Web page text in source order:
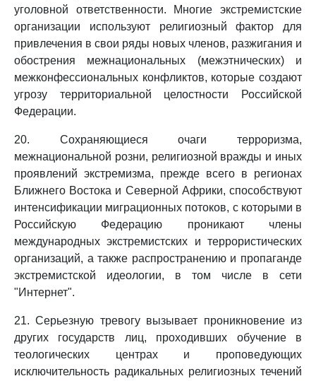
уголовной ответственности. Многие экстремистские
организации используют религиозный фактор для
привлечения в свои ряды новых членов, разжигания и
обострения межнациональных (межэтнических) и
межконфессиональных конфликтов, которые создают
угрозу территориальной целостности Российской
Федерации.
20. Сохраняющиеся очаги терроризма,
межнациональной розни, религиозной вражды и иных
проявлений экстремизма, прежде всего в регионах
Ближнего Востока и Северной Африки, способствуют
интенсификации миграционных потоков, с которыми в
Российскую Федерацию проникают члены
международных экстремистских и террористических
организаций, а также распространению и пропаганде
экстремистской идеологии, в том числе в сети
"Интернет".
21. Серьезную тревогу вызывает проникновение из
других государств лиц, проходивших обучение в
теологических центрах и проповедующих
исключительность радикальных религиозных течений